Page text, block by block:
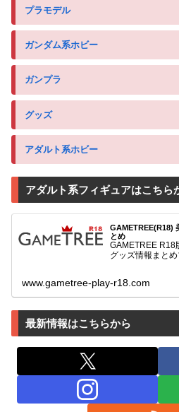
プラモデル
ガンダム系ホビー
ガンプラ
グッズ
アダルト系ホビー
アダルト系フィギュアはこちら
GAMETREE(R18)
とめ
GAMETREE R18
グッズ情報まと
www.gametree-play-r18.com
最新情報はこちらから